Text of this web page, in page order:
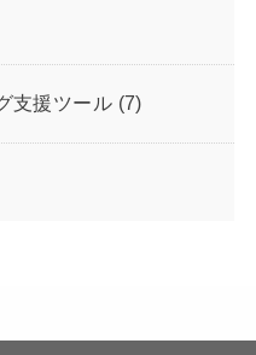
支援ツール (7)